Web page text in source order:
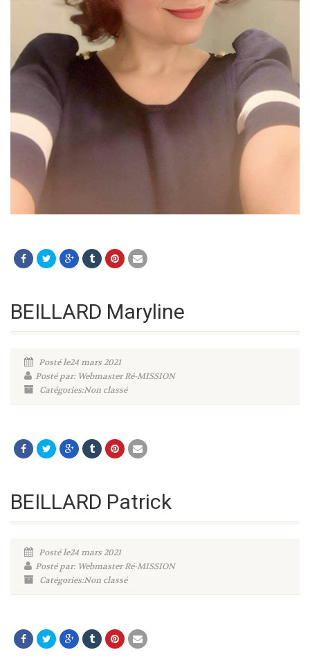
BEILLARD Maryline
Posté le24 mars 2021
Posté par: Webmaster Ré-MISSION
Catégories:Non classé
BEILLARD Patrick
Posté le24 mars 2021
Posté par: Webmaster Ré-MISSION
Catégories:Non classé